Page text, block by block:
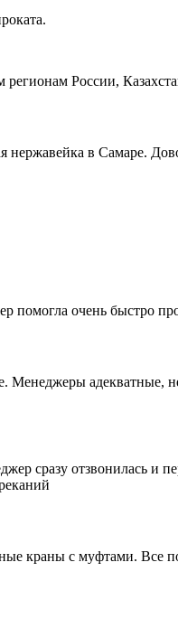
России,
нержавейка в Самаре.
очень быстро
Менеджеры
сразу отзвонилась
краны с муфтами. Все